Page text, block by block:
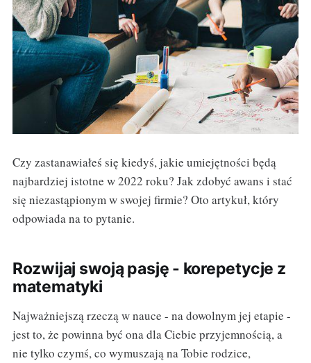
Czy zastanawiałeś się kiedyś, jakie umiejętności będą
najbardziej istotne w 2022 roku? Jak zdobyć awans i stać
się niezastąpionym w swojej firmie? Oto artykuł, który
odpowiada na to pytanie.
Rozwijaj swoją pasję - korepetycje z
matematyki
Najważniejszą rzeczą w nauce - na dowolnym jej etapie -
jest to, że powinna być ona dla Ciebie przyjemnością, a
nie tylko czymś, co wymuszają na Tobie rodzice,